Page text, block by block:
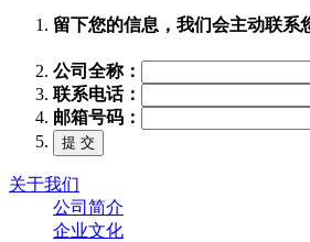
留下您的信息，我们会主动联系
公司全称：
联系电话：
邮箱号码：
关于我们
公司简介
企业文化